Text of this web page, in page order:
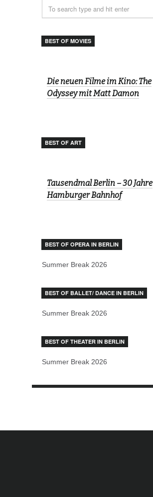
BEST OF MOVIES
Die neuen Filme im Kino: The
Odyssey mit Matt Damon
BEST OF ART
Tausendmal Berlin – 30 Jahre
Hamburger Bahnhof
BEST OF OPERA IN BERLIN
Summer Break 2026
BEST OF BALLET/ DANCE IN BERLIN
Summer Break 2026
BEST OF THEATER IN BERLIN
Summer Break 2026